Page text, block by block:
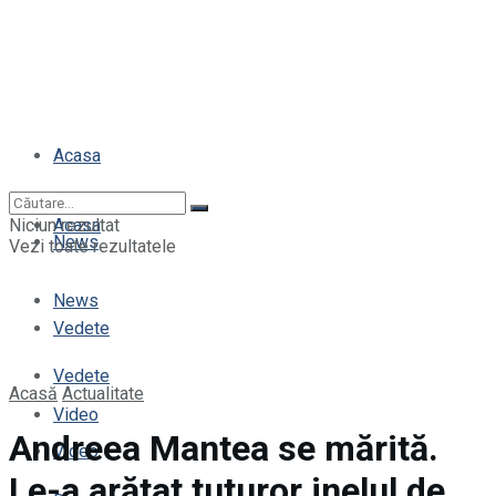
Acasa
News
Vedete
Video
Acasa
News
Vedete
Video
Niciun rezultat
Vezi toate rezultatele
Acasă Actualitate
Andreea Mantea se mărită.